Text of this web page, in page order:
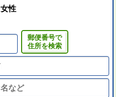
女性
郵便番号で
住所を検索